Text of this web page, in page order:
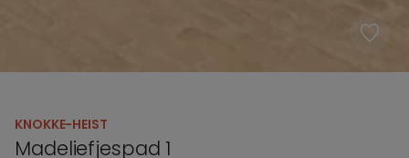
KNOKKE-HEIST
Madeliefjespad 1